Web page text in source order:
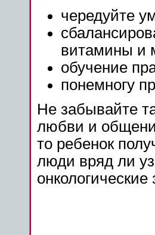
чередуйте
витамины и
обучение
понемногу
Не забывайте
любви и
то ребенок
люди вряд ли